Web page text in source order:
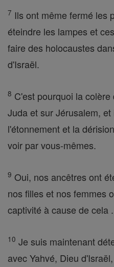
7 Ils ont même fermé les
éteindre les lampes et
faire des holocaustes
d'Israël.
8 C'est pourquoi la
Juda et sur Jérusalem,
l'étonnement et la
voir par vous-mêmes.
9 Oui, nos ancêtres ont
nos filles et nos femmes
captivité à cause de cela .
10 Je suis maintenant
avec Yahvé, Dieu